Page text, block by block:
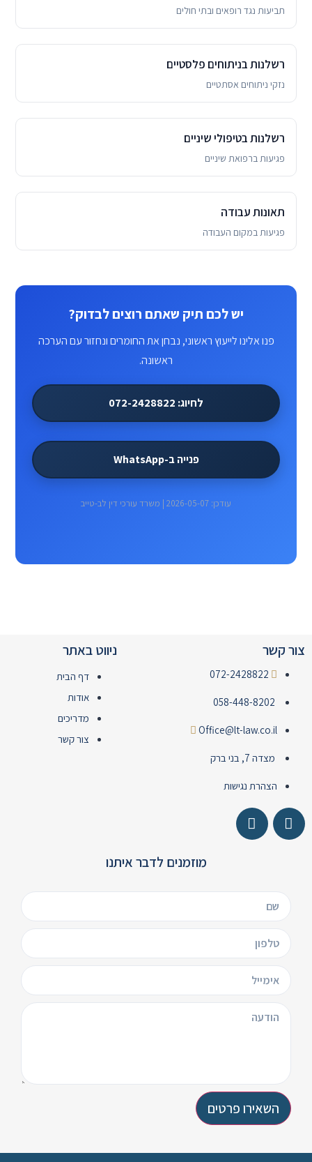
תביעות נגד רופאים ובתי חולים
רשלנות בניתוחים פלסטיים
נזקי ניתוחים אסתטיים
רשלנות בטיפולי שיניים
פגיעות ברפואת שיניים
תאונות עבודה
פגיעות במקום העבודה
יש לכם תיק שאתם רוצים לבדוק?
פנו אלינו לייעוץ ראשוני, נבחן את החומרים ונחזור עם הערכה
ראשונה.
לחיוג: 072-2428822
פנייה ב-WhatsApp
עודכן: 2026-05-07 | משרד עורכי דין לב-טייב
צור קשר
072-2428822
058-448-8202
Office@lt-law.co.il
מצדה 7, בני ברק
הצהרת נגישות
ניווט באתר
דף הבית
אודות
מדריכים
צור קשר
מוזמנים לדבר איתנו
השאירו פרטים